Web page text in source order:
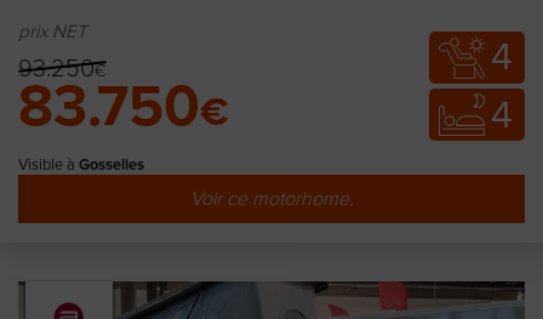
prix NET
93.250€
83.750€
Visible à Gosselies
4
4
Voir ce motorhome.